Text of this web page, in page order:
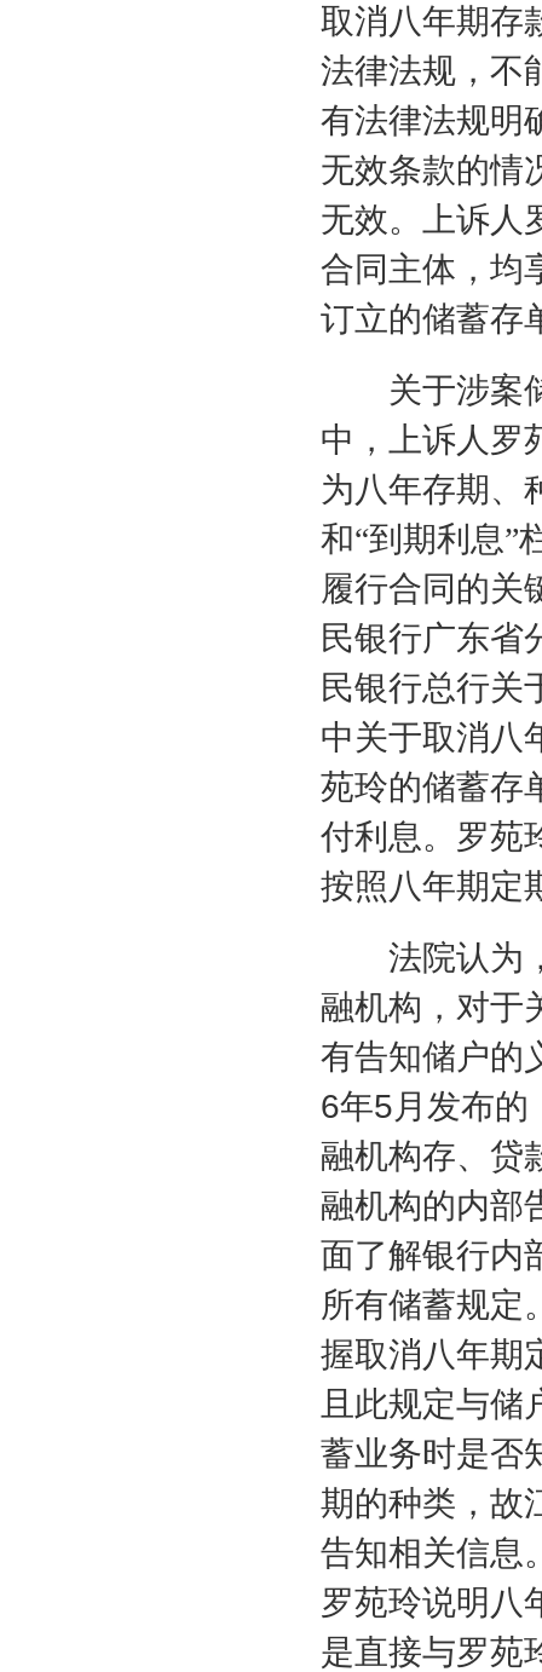
取消八年期存
法律法规，不
有法律法规明
无效条款的情
无效。上诉人
合同主体，均
订立的储蓄存
关于涉案储
中，上诉人罗
为八年存期、
和“到期利息”
履行合同的关
民银行广东省
民银行总行关
中关于取消八
苑玲的储蓄存
付利息。罗苑
按照八年期定
法院认为，
融机构，对于
有告知储户的
6年5月发布
融机构存、贷
融机构的内部
面了解银行内
所有储蓄规定
握取消八年期
且此规定与储
蓄业务时是否
期的种类，故
告知相关信息
罗苑玲说明八
是直接与罗苑